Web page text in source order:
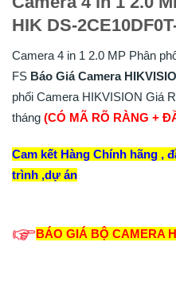
HIK DS-
Camera 4 in 1 2.0 MP Phân
FS Báo Giá Camera
phối Camera HIKVISION Giá
tháng (CÓ MÃ RÕ RÀNG +
Cam kết Hàng Chính hãng ,
trình ,dự án
BÁO GIÁ BỘ CAMERA